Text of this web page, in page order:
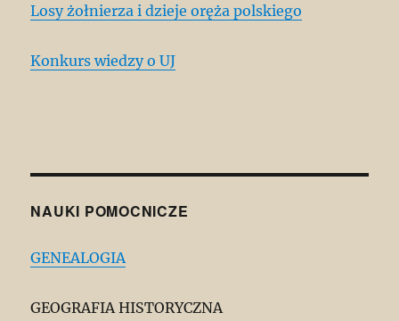
Losy żołnierza i dzieje oręża polskiego
Konkurs wiedzy o UJ
NAUKI POMOCNICZE
GENEALOGIA
GEOGRAFIA HISTORYCZNA